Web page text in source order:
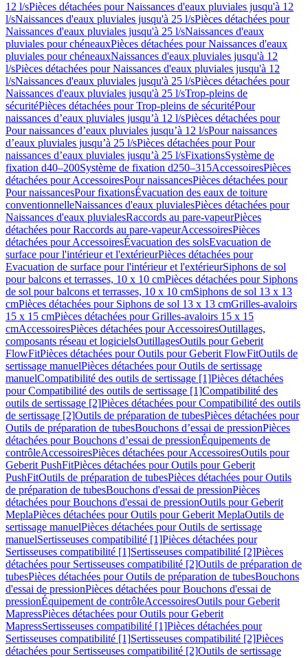
12 l/sPièces détachées pour Naissances d'eaux pluviales jusqu'à 12
l/sNaissances d'eaux pluviales jusqu'à 25 l/sPièces détachées pour
Naissances d'eaux pluviales jusqu'à 25 l/sNaissances d'eaux
pluviales pour chéneauxPièces détachées pour Naissances d'eaux
pluviales pour chéneauxNaissances d'eaux pluviales jusqu'à 12
l/sPièces détachées pour Naissances d'eaux pluviales jusqu'à 12
l/sNaissances d'eaux pluviales jusqu'à 25 l/sPièces détachées pour
Naissances d'eaux pluviales jusqu'à 25 l/sTrop-pleins de
sécuritéPièces détachées pour Trop-pleins de sécuritéPour
naissances d’eaux pluviales jusqu’à 12 l/sPièces détachées pour
Pour naissances d’eaux pluviales jusqu’à 12 l/sPour naissances
d’eaux pluviales jusqu’à 25 l/sPièces détachées pour Pour
naissances d’eaux pluviales jusqu’à 25 l/sFixationsSystème de
fixation d40–200Système de fixation d250–315AccessoiresPièces
détachées pour AccessoiresPour naissancesPièces détachées pour
Pour naissancesPour fixationsÉvacuation des eaux de toiture
conventionnelleNaissances d'eaux pluvialesPièces détachées pour
Naissances d'eaux pluvialesRaccords au pare-vapeurPièces
détachées pour Raccords au pare-vapeurAccessoiresPièces
détachées pour AccessoiresÉvacuation des solsEvacuation de
surface pour l'intérieur et l'extérieurPièces détachées pour
Evacuation de surface pour l'intérieur et l'extérieurSiphons de sol
pour balcons et terrasses, 10 x 10 cmPièces détachées pour Siphons
de sol pour balcons et terrasses, 10 x 10 cmSiphons de sol 13 x 13
cmPièces détachées pour Siphons de sol 13 x 13 cmGrilles-avaloirs
15 x 15 cmPièces détachées pour Grilles-avaloirs 15 x 15
cmAccessoiresPièces détachées pour AccessoiresOutillages,
composants réseau et logicielsOutillagesOutils pour Geberit
FlowFitPièces détachées pour Outils pour Geberit FlowFitOutils de
sertissage manuelPièces détachées pour Outils de sertissage
manuelCompatibilité des outils de sertissage [1]Pièces détachées
pour Compatibilité des outils de sertissage [1]Compatibilité des
outils de sertissage [2]Pièces détachées pour Compatibilité des outils
de sertissage [2]Outils de préparation de tubesPièces détachées pour
Outils de préparation de tubesBouchons d’essai de pressionPièces
détachées pour Bouchons d’essai de pressionÉquipements de
contrôleAccessoiresPièces détachées pour AccessoiresOutils pour
Geberit PushFitPièces détachées pour Outils pour Geberit
PushFitOutils de préparation de tubesPièces détachées pour Outils
de préparation de tubesBouchons d'essai de pressionPièces
détachées pour Bouchons d'essai de pressionOutils pour Geberit
MeplaPièces détachées pour Outils pour Geberit MeplaOutils de
sertissage manuelPièces détachées pour Outils de sertissage
manuelSertisseuses compatibilité [1]Pièces détachées pour
Sertisseuses compatibilité [1]Sertisseuses compatibilité [2]Pièces
détachées pour Sertisseuses compatibilité [2]Outils de préparation de
tubesPièces détachées pour Outils de préparation de tubesBouchons
d'essai de pressionPièces détachées pour Bouchons d'essai de
pressionÉquipement de contrôleAccessoiresOutils pour Geberit
MapressPièces détachées pour Outils pour Geberit
MapressSertisseuses compatibilité [1]Pièces détachées pour
Sertisseuses compatibilité [1]Sertisseuses compatibilité [2]Pièces
détachées pour Sertisseuses compatibilité [2]Outils de sertissage